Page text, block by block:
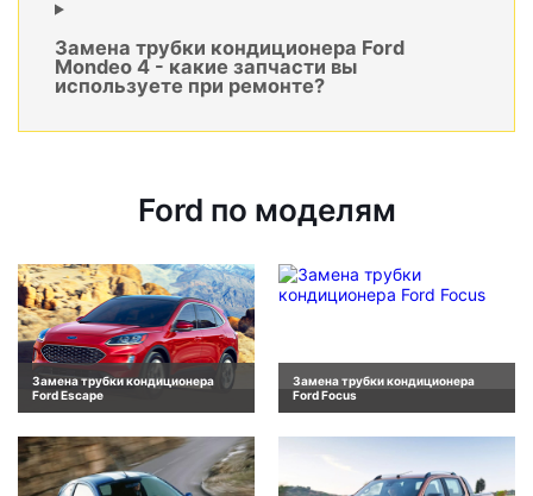
Замена трубки кондиционера Ford
Mondeo 4 - какие запчасти вы
используете при ремонте?
Ford по моделям
Замена трубки кондиционера
Ford Escape
Замена трубки кондиционера
Ford Focus